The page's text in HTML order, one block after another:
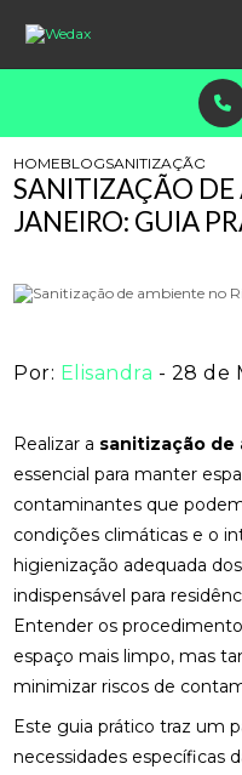
HOMEBLOGSANITIZAÇÃO DE
SANITIZAÇÃO DE
JANEIRO: GUIA
Por: Elisandra - 28 de
Realizar a sanitização de
essencial para manter
contaminantes que
condições climáticas e o
higienização adequada
indispensável para
Entender os
espaço mais limpo, mas
minimizar riscos de
Este guia prático traz um
necessidades específicas